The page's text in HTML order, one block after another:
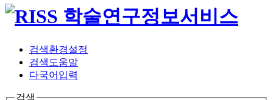
검색환경설정
검색도움말
다국어입력
검색